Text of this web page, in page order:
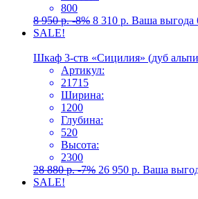
800
8 950р. -8% 8 310 р. Ваша выгода
SALE!
Шкаф 3-ств «Сицилия» (дуб
Артикул:
21715
Ширина:
1200
Глубина:
520
Высота:
2300
28 880р. -7% 26 950 р. Ваша
SALE!